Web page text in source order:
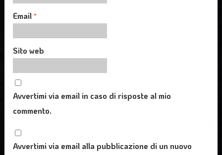
Email*
Sito web
Avvertimi via email in caso di risposte al mio
commento.
Avvertimi via email alla pubblicazione di un nuovo